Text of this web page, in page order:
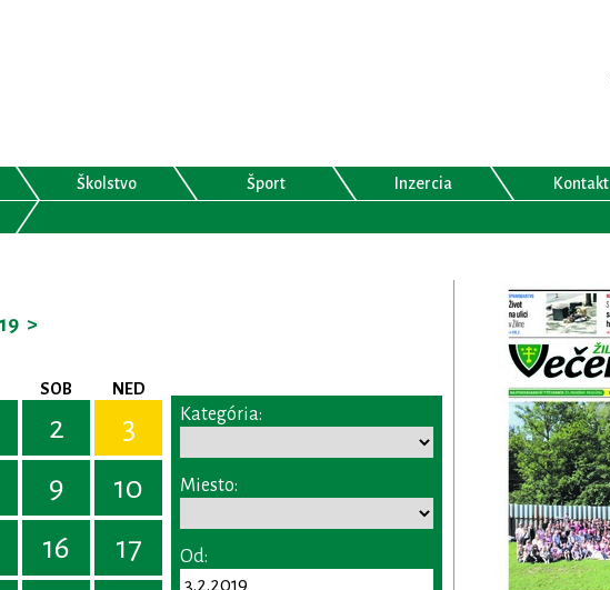
Školstvo Šport Inzercia Kontakt
>
SOB NED
2
3
9
10
16
17
Kategória:
Miesto:
Od: